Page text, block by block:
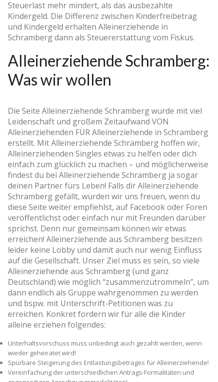
Steuerlast mehr mindert, als das ausbezahlte
Kindergeld. Die Differenz zwischen Kinderfreibetrag
und Kindergeld erhalten Alleinerziehende in
Schramberg dann als Steuererstattung vom Fiskus.
Alleinerziehende Schramberg:
Was wir wollen
Die Seite Alleinerziehende Schramberg wurde mit viel
Leidenschaft und großem Zeitaufwand VON
Alleinerziehenden FÜR Alleinerziehende in Schramberg
erstellt. Mit Alleinerziehende Schramberg hoffen wir,
Alleinerziehenden Singles etwas zu helfen oder dich
einfach zum glücklich zu machen – und möglicherweise
findest du bei Alleinerziehende Schramberg ja sogar
deinen Partner fürs Leben! Falls dir Alleinerziehende
Schramberg gefällt, würden wir uns freuen, wenn du
diese Seite weiter empfiehlst, auf Facebook oder Foren
veröffentlichst oder einfach nur mit Freunden darüber
sprichst. Denn nur gemeinsam können wir etwas
erreichen! Alleinerziehende aus Schramberg besitzen
leider keine Lobby und damit auch nur wenig Einfluss
auf die Gesellschaft. Unser Ziel muss es sein, so viele
Alleinerziehende aus Schramberg (und ganz
Deutschland) wie möglich “zusammenzutrommeln”, um
dann endlich als Gruppe wahrgenommen zu werden
und bspw. mit Unterschrift-Petitionen was zu
erreichen. Konkret fordern wir für alle die Kinder
alleine erziehen folgendes:
Unterhaltsvorschuss muss unbedingt auch gezahlt werden, wenn
wieder geheiratet wird!
Spürbare Steigerung des Entlastungsbetrages für Alleinerziehende!
Vereinfachung der unterschiedlichen Antrags-Formalitäten und